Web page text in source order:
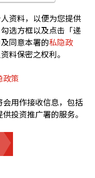
资料，以便为您提供
选方框以及点击「递
同意本署的私隐政
料保密之权利。
政策
用作接收信息，包括
投资推广署的服务。